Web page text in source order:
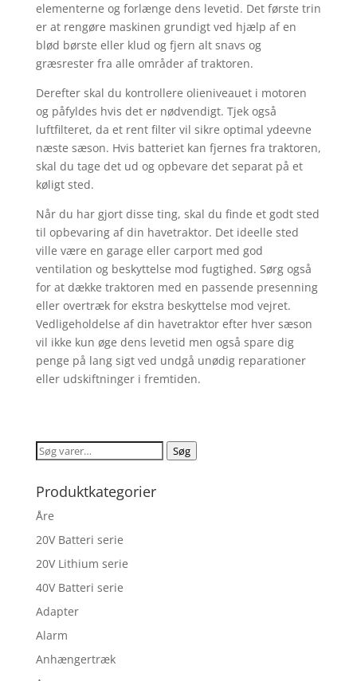
elementerne og forlænge dens levetid. Det første trin
er at rengøre maskinen grundigt ved hjælp af en
blød børste eller klud og fjern alt snavs og
græsrester fra alle områder af traktoren.
Derefter skal du kontrollere olieniveauet i motoren
og påfyldes hvis det er nødvendigt. Tjek også
luftfilteret, da et rent filter vil sikre optimal ydeevne
næste sæson. Hvis batteriet kan fjernes fra traktoren,
skal du tage det ud og opbevare det separat på et
køligt sted.
Når du har gjort disse ting, skal du finde et godt sted
til opbevaring af din havetraktor. Det ideelle sted
ville være en garage eller carport med god
ventilation og beskyttelse mod fugtighed. Sørg også
for at dække traktoren med en passende presenning
eller overtræk for ekstra beskyttelse mod vejret.
Vedligeholdelse af din havetraktor efter hver sæson
vil ikke kun øge dens levetid men også spare dig
penge på lang sigt ved undgå unødig reparationer
eller udskiftninger i fremtiden.
Søg
Søg
Produktkategorier
Åre
20V Batteri serie
20V Lithium serie
40V Batteri serie
Adapter
Alarm
Anhængertræk